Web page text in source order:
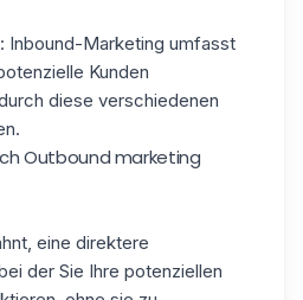
Inbound-Marketing umfasst
Kunden
diese verschiedenen
Outbound marketing
eine direktere
der Sie Ihre potenziellen